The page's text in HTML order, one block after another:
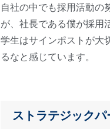
自社の中でも採用活動の
が、社長である僕が採用
学生はサインポストが大
るなと感じています。
ストラテジック